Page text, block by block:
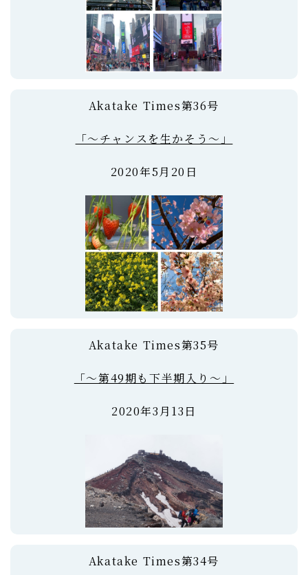
Akatake Times第36号
「～チャンスを生かそう～」
2020年5月20日
Akatake Times第35号
「～第49期も下半期入り～」
2020年3月13日
Akatake Times第34号